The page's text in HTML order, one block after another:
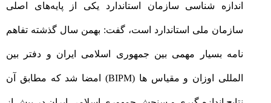
اندازه شناسی سازمان استاندارد یکی از پایه‌های اصلی
سازمان ملی استاندارد است، گفت: بهمن سال گذشته تفاهم
نامه بسیار مهمی بین جمهوری اسلامی ایران و دفتر بین
المللی اوزان و مقیاس ها (BIPM) امضا شد که مطابق آن